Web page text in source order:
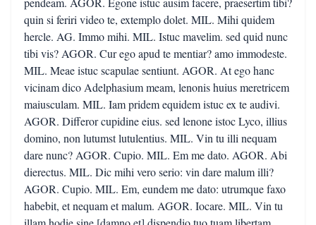
quin si feriri video te, extemplo dolet. MIL. Mihi quidem
hercle. AG. Immo mihi. MIL. Istuc mavelim. sed quid nunc
tibi vis? AGOR. Cur ego apud te mentiar? amo immodeste.
MIL. Meae istuc scapulae sentiunt. AGOR. At ego hanc
vicinam dico Adelphasium meam, lenonis huius meretricem
maiusculam. MIL. Iam pridem equidem istuc ex te audivi.
AGOR. Differor cupidine eius. sed lenone istoc Lyco, illius
domino, non lutumst lutulentius. MIL. Vin tu illi nequam
dare nunc? AGOR. Cupio. MIL. Em me dato. AGOR. Abi
dierectus. MIL. Dic mihi vero serio: vin dare malum illi?
AGOR. Cupio. MIL. Em, eundem me dato: utrumque faxo
habebit, et nequam et malum. AGOR. Iocare. MIL. Vin tu